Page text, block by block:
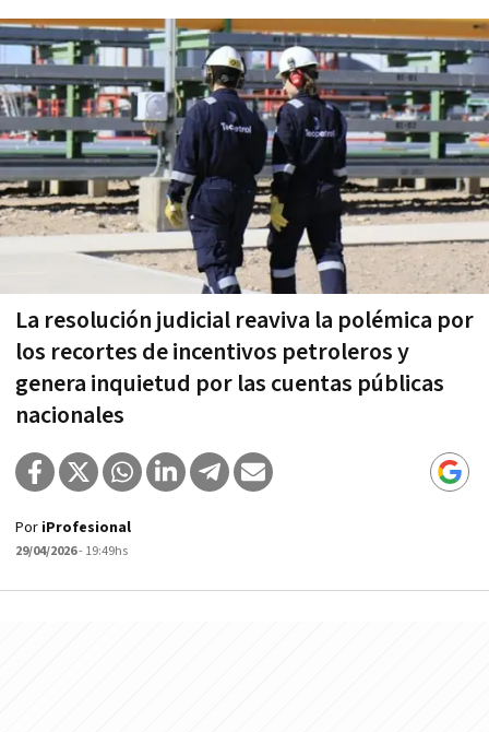
La resolución judicial reaviva la polémica por
los recortes de incentivos petroleros y
genera inquietud por las cuentas públicas
nacionales
Por iProfesional
29/04/2026- 19:49hs